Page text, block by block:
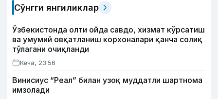
Сўнгги янгиликлар
Ўзбекистонда олти ойда савдо, хизмат кўрсатиш
ва умумий овқатланиш корхоналари қанча солиқ
тўлагани очиқланди
Кеча, 23:56
Винисиус “Реал” билан узоқ муддатли шартнома
имзолади